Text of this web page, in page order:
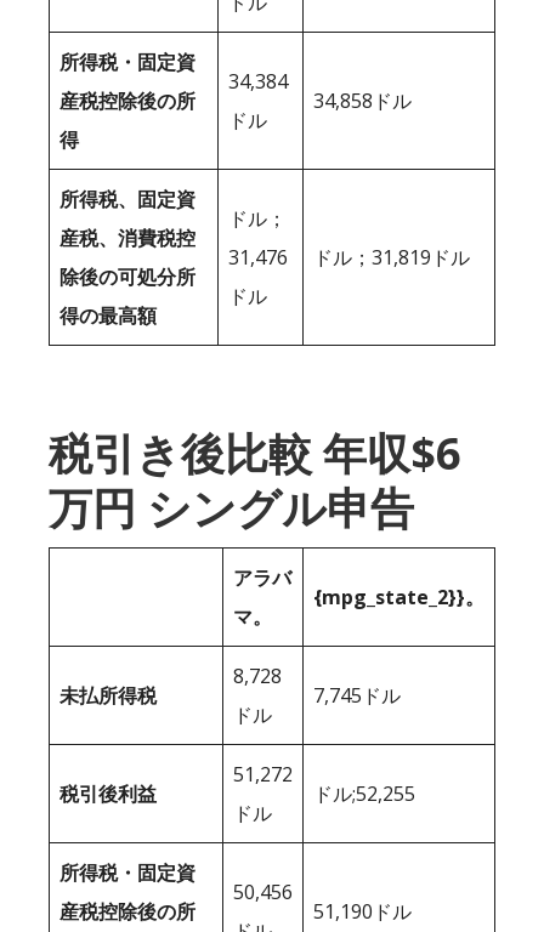
所得税・固定資
産税控除後の所
得
34,384
ドル
34,858ドル
所得税、固定資
産税、消費税控
除後の可処分所
得の最高額
ドル；
31,476
ドル
ドル；31,819ドル
税引き後比較 年収$6
万円 シングル申告
アラバ
マ。
{mpg_state_2}}。
未払所得税
8,728
ドル
7,745ドル
税引後利益
51,272
ドル
ドル;52,255
所得税・固定資
産税控除後の所
50,456
51,190ドル